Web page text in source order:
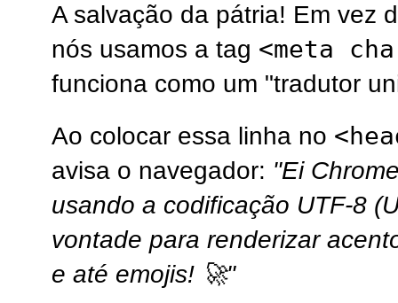
A salvação da pátria! Em vez
nós usamos a tag <meta
funciona como um "tradutor
Ao colocar essa linha no
avisa o navegador: "Ei
usando a codificação UTF-8
vontade para renderizar
e até emojis! 🚀"